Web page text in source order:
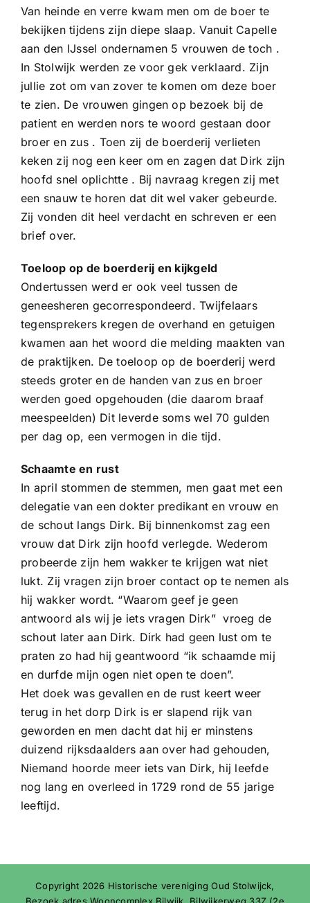
Van heinde en verre kwam men om de boer te
bekijken tijdens zijn diepe slaap. Vanuit Capelle
aan den IJssel ondernamen 5 vrouwen de toch .
In Stolwijk werden ze voor gek verklaard. Zijn
jullie zot om van zover te komen om deze boer
te zien. De vrouwen gingen op bezoek bij de
patient en werden nors te woord gestaan door
broer en zus . Toen zij de boerderij verlieten
keken zij nog een keer om en zagen dat Dirk zijn
hoofd snel oplichtte . Bij navraag kregen zij met
een snauw te horen dat dit wel vaker gebeurde.
Zij vonden dit heel verdacht en schreven er een
brief over.
Toeloop op de boerderij en kijkgeld
Ondertussen werd er ook veel tussen de
geneesheren gecorrespondeerd. Twijfelaars
tegensprekers kregen de overhand en getuigen
kwamen aan het woord die melding maakten van
de praktijken. De toeloop op de boerderij werd
steeds groter en de handen van zus en broer
werden goed opgehouden (die daarom braaf
meespeelden) Dit leverde soms wel 70 gulden
per dag op, een vermogen in die tijd.
Schaamte en rust
In april stommen de stemmen, men gaat met een
delegatie van een dokter predikant en vrouw en
de schout langs Dirk. Bij binnenkomst zag een
vrouw dat Dirk zijn hoofd verlegde. Wederom
probeerde zijn hem wakker te krijgen wat niet
lukt. Zij vragen zijn broer contact op te nemen als
hij wakker wordt. “Waarom geef je geen
antwoord als wij je iets vragen Dirk” vroeg de
schout later aan Dirk. Dirk had geen lust om te
praten zo had hij geantwoord “ik schaamde mij
en durfde mijn ogen niet open te doen”.
Het doek was gevallen en de rust keert weer
terug in het dorp Dirk is er slapend rijk van
geworden en men dacht dat hij er minstens
duizend rijksdaalders aan over had gehouden,
Niemand hoorde meer iets van Dirk, hij leefde
nog lang en overleed in 1729 rond de 55 jarige
leeftijd.
Copyright 2026 Historische vereniging Oud Stolwijck,